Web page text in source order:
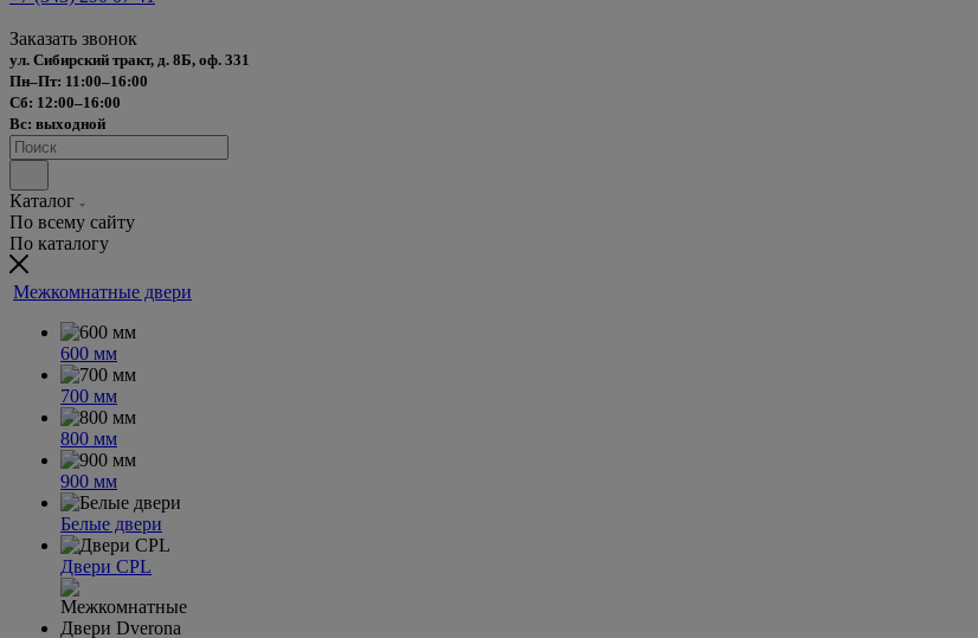
Заказать звонок
ул. Сибирский тракт, д. 8Б, оф. 331
Пн–Пт: 11:00–16:00
Сб: 12:00–16:00
Вс: выходной
Каталог
По всему сайту
По каталогу
Межкомнатные двери
600 мм
700 мм
800 мм
900 мм
Белые двери
Двери CPL